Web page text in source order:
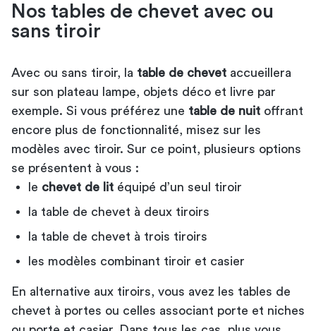
Nos tables de chevet avec ou
sans tiroir
Avec ou sans tiroir, la table de chevet accueillera
sur son plateau lampe, objets déco et livre par
exemple. Si vous préférez une table de nuit offrant
encore plus de fonctionnalité, misez sur les
modèles avec tiroir. Sur ce point, plusieurs options
se présentent à vous :
le chevet de lit équipé d’un seul tiroir
la table de chevet à deux tiroirs
la table de chevet à trois tiroirs
les modèles combinant tiroir et casier
En alternative aux tiroirs, vous avez les tables de
chevet à portes ou celles associant porte et niches